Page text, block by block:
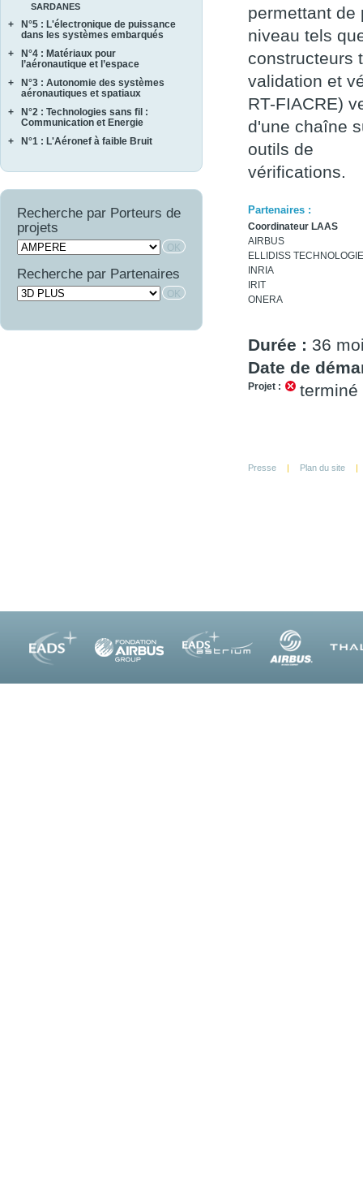
SARDANES
+
N°5 : L'électronique de puissance
dans les systèmes embarqués
CASAREL
COTECH
EPAHT
FEMINA
+
N°4 : Matériaux pour
l’aéronautique et l’espace
AMFORTAS
CASSIS
CORTEC
RUPSCEN
THERMONC
VICOMTHE
+
N°3 : Autonomie des systèmes
aéronautiques et spatiaux
MARAE
NAVIFLOW
SCA2RS
+
N°2 : Technologies sans fil :
Communication et Energie
ASTRAL
FINEST
LIMA
WAVE SUPPLY
+ N°1 : L'Aéronef à faible Bruit
COMBE
OSCAR
Recherche par Porteurs de
projets
Recherche par Partenaires
permettant de
niveau tels
constructeurs
validation et
RT-FIACRE)
d'une chaîne
outils de
vérifications.
Partenaires :
Coordinateur LAAS
AIRBUS
ELLIDISS
INRIA
IRIT
ONERA
Durée : 36
Date de
Projet : terminé
Presse | Plan du site |